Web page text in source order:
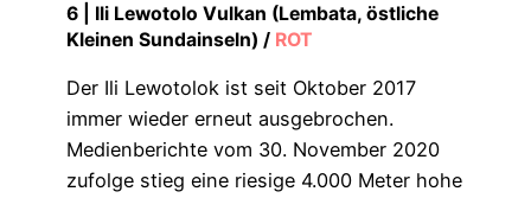
6 | Ili Lewotolo Vulkan (Lembata, östliche
Kleinen Sundainseln) / ROT
Der Ili Lewotolok ist seit Oktober 2017
immer wieder erneut ausgebrochen.
Medienberichte vom 30. November 2020
zufolge stieg eine riesige 4.000 Meter hohe